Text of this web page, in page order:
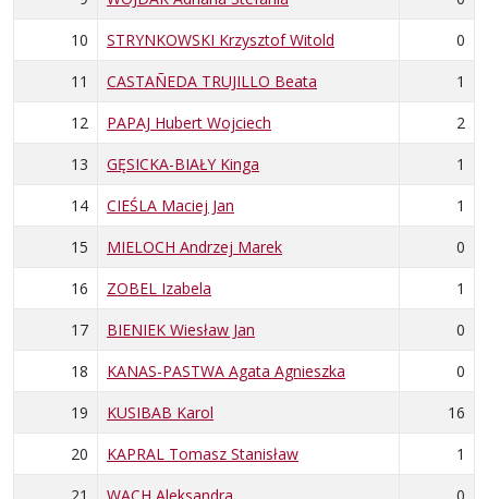
10
STRYNKOWSKI Krzysztof Witold
0
11
CASTAÑEDA TRUJILLO Beata
1
12
PAPAJ Hubert Wojciech
2
13
GĘSICKA-BIAŁY Kinga
1
14
CIEŚLA Maciej Jan
1
15
MIELOCH Andrzej Marek
0
16
ZOBEL Izabela
1
17
BIENIEK Wiesław Jan
0
18
KANAS-PASTWA Agata Agnieszka
0
19
KUSIBAB Karol
16
20
KAPRAL Tomasz Stanisław
1